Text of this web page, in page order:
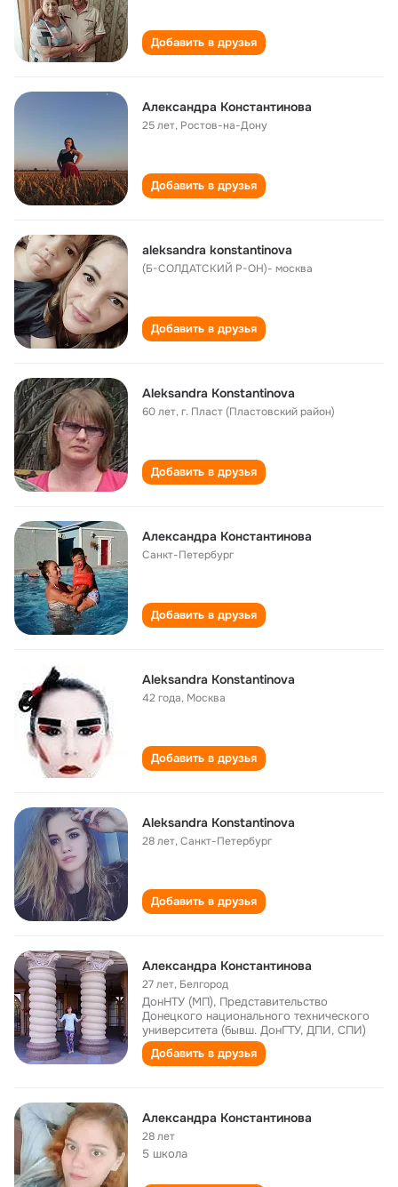
Добавить в друзья
Александра Константинова
25 лет, Ростов-на-Дону
Добавить в друзья
aleksandra konstantinova
(Б-СОЛДАТСКИЙ Р-ОН)- москва
Добавить в друзья
Aleksandra Konstantinova
60 лет,г. Пласт (Пластовский район)
Добавить в друзья
Александра Константинова
Санкт-Петербург
Добавить в друзья
Aleksandra Konstantinova
42 года, Москва
Добавить в друзья
Aleksandra Konstantinova
28 лет,Санкт-Петербург
Добавить в друзья
Александра Константинова
27 лет, Белгород
ДонНТУ (МП), Представительство
Донецкого национального технического
университета (бывш. ДонГТУ, ДПИ, СПИ)
Добавить в друзья
Александра Константинова
28 лет
5 школа